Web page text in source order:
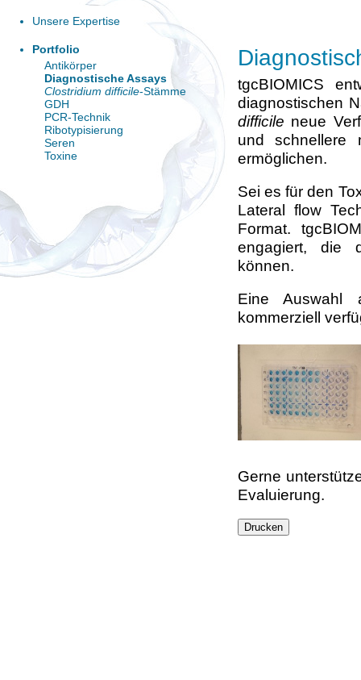
Unsere Expertise
Portfolio
Antikörper
Diagnostische Assays
Clostridium difficile-Stämme
GDH
PCR-Technik
Ribotypisierung
Seren
Toxine
tgcBIOMICS
diagnostischen
difficile neue
und schnellere
ermöglichen.
Sei es für den
Lateral flow
Format.
engagiert, die
können.
Eine Auswahl
kommerziell
Gerne
Evaluierung.
Drucken